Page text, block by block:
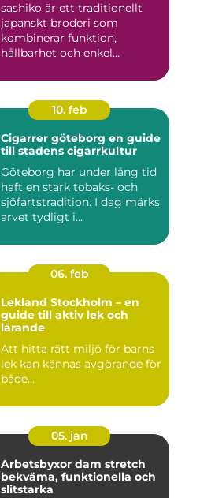
sashiko är ett traditionellt
japanskt broderi som
kombinerar funktion,
hållbarhet och enkel
10. feb
Cigarrer göteborg en guide
till stadens cigarrkultur
Göteborg har under lång tid
haft en stark tobaks- och
sjöfartstradition. I dag märks
arvet tydligt i...
06. feb
Lekland Stockholm – en
guide till aktiv lek och
lärande
Att hitta rätt miljö för barns
lek kan kännas avgörande för
både...
05. jan
Arbetsbyxor dam stretch
bekväma, funktionella och
slitstarka